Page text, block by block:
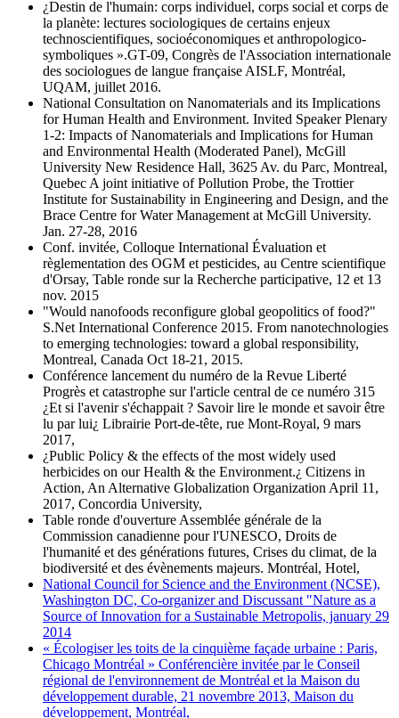
¿Destin de l'humain: corps individuel, corps social et corps de
la planète: lectures sociologiques de certains enjeux
technoscientifiques, socioéconomiques et anthropologico-
symboliques ».GT-09, Congrès de l'Association internationale
des sociologues de langue française AISLF, Montréal,
UQAM, juillet 2016.
National Consultation on Nanomaterials and its Implications
for Human Health and Environment. Invited Speaker Plenary
1-2: Impacts of Nanomaterials and Implications for Human
and Environmental Health (Moderated Panel), McGill
University New Residence Hall, 3625 Av. du Parc, Montreal,
Quebec A joint initiative of Pollution Probe, the Trottier
Institute for Sustainability in Engineering and Design, and the
Brace Centre for Water Management at McGill University.
Jan. 27-28, 2016
Conf. invitée, Colloque International Évaluation et
règlementation des OGM et pesticides, au Centre scientifique
d'Orsay, Table ronde sur la Recherche participative, 12 et 13
nov. 2015
"Would nanofoods reconfigure global geopolitics of food?"
S.Net International Conference 2015. From nanotechnologies
to emerging technologies: toward a global responsibility,
Montreal, Canada Oct 18-21, 2015.
Conférence lancement du numéro de la Revue Liberté
Progrès et catastrophe sur l'article central de ce numéro 315
¿Et si l'avenir s'échappait ? Savoir lire le monde et savoir être
lu par lui¿ Librairie Port-de-tête, rue Mont-Royal, 9 mars
2017,
¿Public Policy & the effects of the most widely used
herbicides on our Health & the Environment.¿ Citizens in
Action, An Alternative Globalization Organization April 11,
2017, Concordia University,
Table ronde d'ouverture Assemblée générale de la
Commission canadienne pour l'UNESCO, Droits de
l'humanité et des générations futures, Crises du climat, de la
biodiversité et des évènements majeurs. Montréal, Hotel,
National Council for Science and the Environment (NCSE),
Washington DC, Co-organizer and Discussant "Nature as a
Source of Innovation for a Sustainable Metropolis, january 29
2014
« Écologiser les toits de la cinquième façade urbaine : Paris,
Chicago Montréal » Conférencière invitée par le Conseil
régional de l'environnement de Montréal et la Maison du
développement durable, 21 novembre 2013, Maison du
développement, Montréal,